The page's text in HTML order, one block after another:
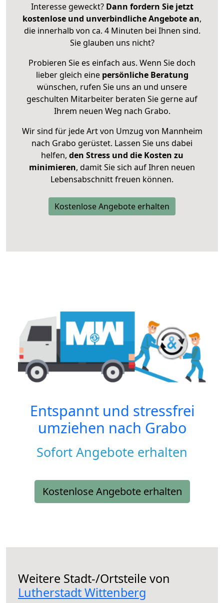
Interesse geweckt? Dann fordern Sie jetzt
kostenlose und unverbindliche Angebote an,
die innerhalb von ca. 4 Minuten bei Ihnen sind.
Sie glauben uns nicht?
Probieren Sie es einfach aus. Wenn Sie doch
lieber gleich eine persönliche Beratung
wünschen, rufen Sie uns an und unsere
geschulten Mitarbeiter beraten Sie gerne auf
Ihrem neuen Weg nach Grabo.
Wir sind für jede Art von Umzug von Mannheim
nach Grabo gerüstet. Lassen Sie uns dabei
helfen, den Stress und die Kosten zu
minimieren, damit Sie sich auf Ihren neuen
Lebensabschnitt freuen können.
Kostenlose Angebote erhalten
Entspannt und stressfrei
umziehen nach Grabo
Sofort Angebote erhalten
Kostenlose Angebote erhalten
Weitere Stadt-/Ortsteile von
Lutherstadt Wittenberg